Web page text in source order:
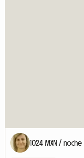
1024 MXN / noche